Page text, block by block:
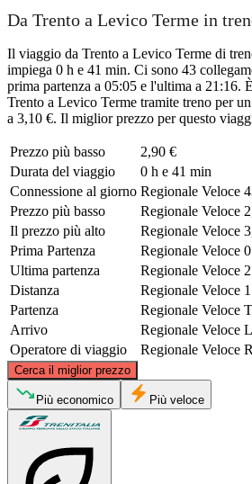
Da Trento a Levico Terme in
Il viaggio da Trento a Levico Terme di
impiega 0 h e 41 min. Ci sono 43
prima partenza a 05:05 e l'ultima a 21:16.
Trento a Levico Terme tramite treno per
a 3,10 €. Il miglior prezzo per questo
Prezzo più basso
2,90 €
Durata del viaggio
0 h e 41 min
Connessione al giorno Regionale Veloce
Prezzo più basso
Regionale Veloce
Il prezzo più alto
Regionale Veloce
Prima Partenza
Regionale Veloce
Ultima partenza
Regionale Veloce
Distanza
Regionale Veloce
Partenza
Regionale Veloce
Arrivo
Regionale Veloce
Operatore di viaggio
Regionale Veloce
Cerca il miglior prezzo
Trento
©CARTO,
Più economico Più veloce